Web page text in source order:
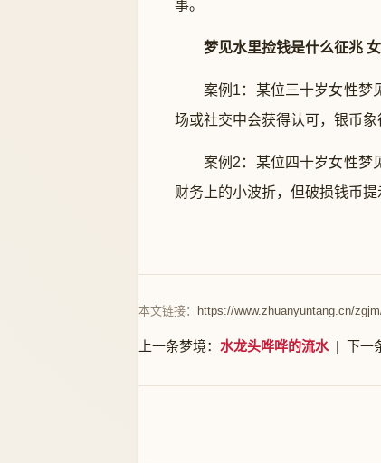
事。
梦见水里捡钱是什么征兆
案例1：某位三十岁女性梦
场或社交中会获得认可，银币
案例2：某位四十岁女性梦
财务上的小波折，但破损钱币
本文链接： https://www.zhuanyuntang.cn/
上一条梦境： 水龙头哗哗的流水| 下一